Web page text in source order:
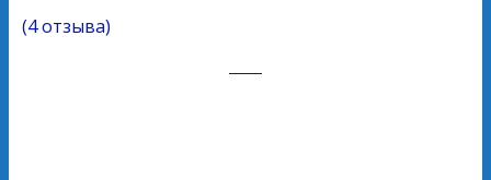
(4 отзыва)